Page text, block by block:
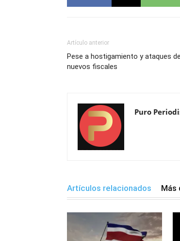
Artículo anterior
Pese a hostigamiento y ataques
nuevos fiscales
Puro
Artículos relacionados Más